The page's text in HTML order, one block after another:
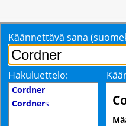
Käännettävä sana
Hakuluettelo:
Cordner
Cordners